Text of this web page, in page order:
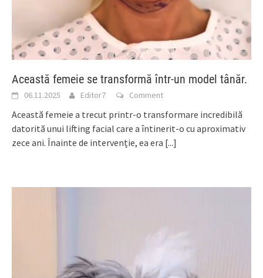
Această femeie se transformă într-un model tânăr.
06.11.2025 Editor7 Comment
Această femeie a trecut printr-o transformare incredibilă
datorită unui lifting facial care a întinerit-o cu aproximativ
zece ani. Înainte de intervenție, ea era [...]